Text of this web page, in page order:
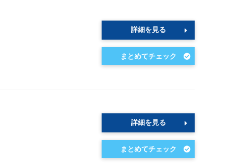
詳細を見る
詳細を見る